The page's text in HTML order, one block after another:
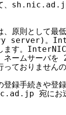
て、
は、原則とし
server)。
ます。
ネームサーバ
っておりません
登録手続きや登
宛にお送